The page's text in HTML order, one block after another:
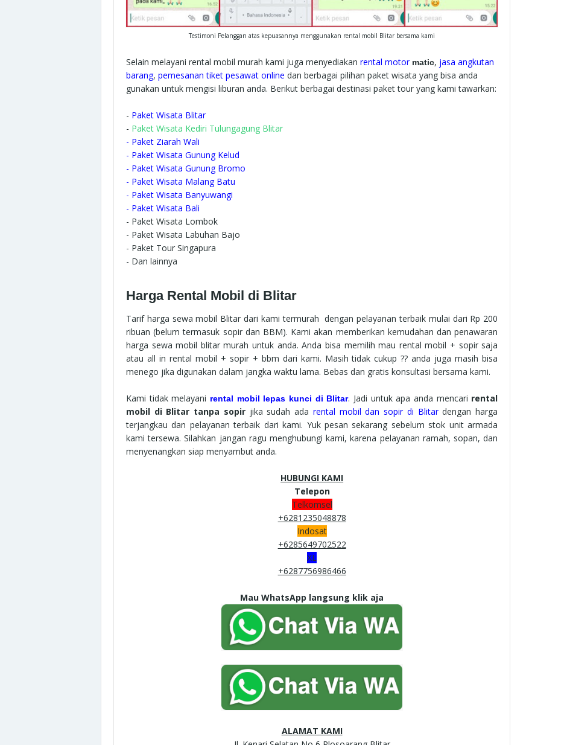
Testimoni Pelanggan atas kepuasannya menggunakan rental mobil Blitar bersama kami
Selain melayani rental mobil murah kami juga menyediakan rental motor matic, jasa angkutan
barang, pemesanan tiket pesawat online dan berbagai pilihan paket wisata yang bisa anda
gunakan untuk mengisi liburan anda. Berikut berbagai destinasi paket tour yang kami tawarkan:
- Paket Wisata Blitar
- Paket Wisata Kediri Tulungagung Blitar
- Paket Ziarah Wali
- Paket Wisata Gunung Kelud
- Paket Wisata Gunung Bromo
- Paket Wisata Malang Batu
- Paket Wisata Banyuwangi
- Paket Wisata Bali
- Paket Wisata Lombok
- Paket Wisata Labuhan Bajo
- Paket Tour Singapura
- Dan lainnya
Harga Rental Mobil di Blitar
Tarif harga sewa mobil Blitar dari kami termurah dengan pelayanan terbaik mulai dari Rp 200
ribuan (belum termasuk sopir dan BBM). Kami akan memberikan kemudahan dan penawaran
harga sewa mobil blitar murah untuk anda. Anda bisa memilih mau rental mobil + sopir saja
atau all in rental mobil + sopir + bbm dari kami. Masih tidak cukup ?? anda juga masih bisa
menego jika digunakan dalam jangka waktu lama. Bebas dan gratis konsultasi bersama kami.
Kami tidak melayani rental mobil lepas kunci di Blitar. Jadi untuk apa anda mencari rental
mobil di Blitar tanpa sopir jika sudah ada rental mobil dan sopir di Blitardengan harga
terjangkau dan pelayanan terbaik dari kami. Yuk pesan sekarang sebelum stok unit armada
kami tersewa.Silahkan jangan ragu menghubungi kami, karena pelayanan ramah, sopan, dan
menyenangkan siap menyambut anda.
HUBUNGI KAMI
Telepon
Telkomsel
+6281235048878
Indosat
+6285649702522
XL
+6287756986466
Mau WhatsApp langsung klik aja
ALAMAT KAMI